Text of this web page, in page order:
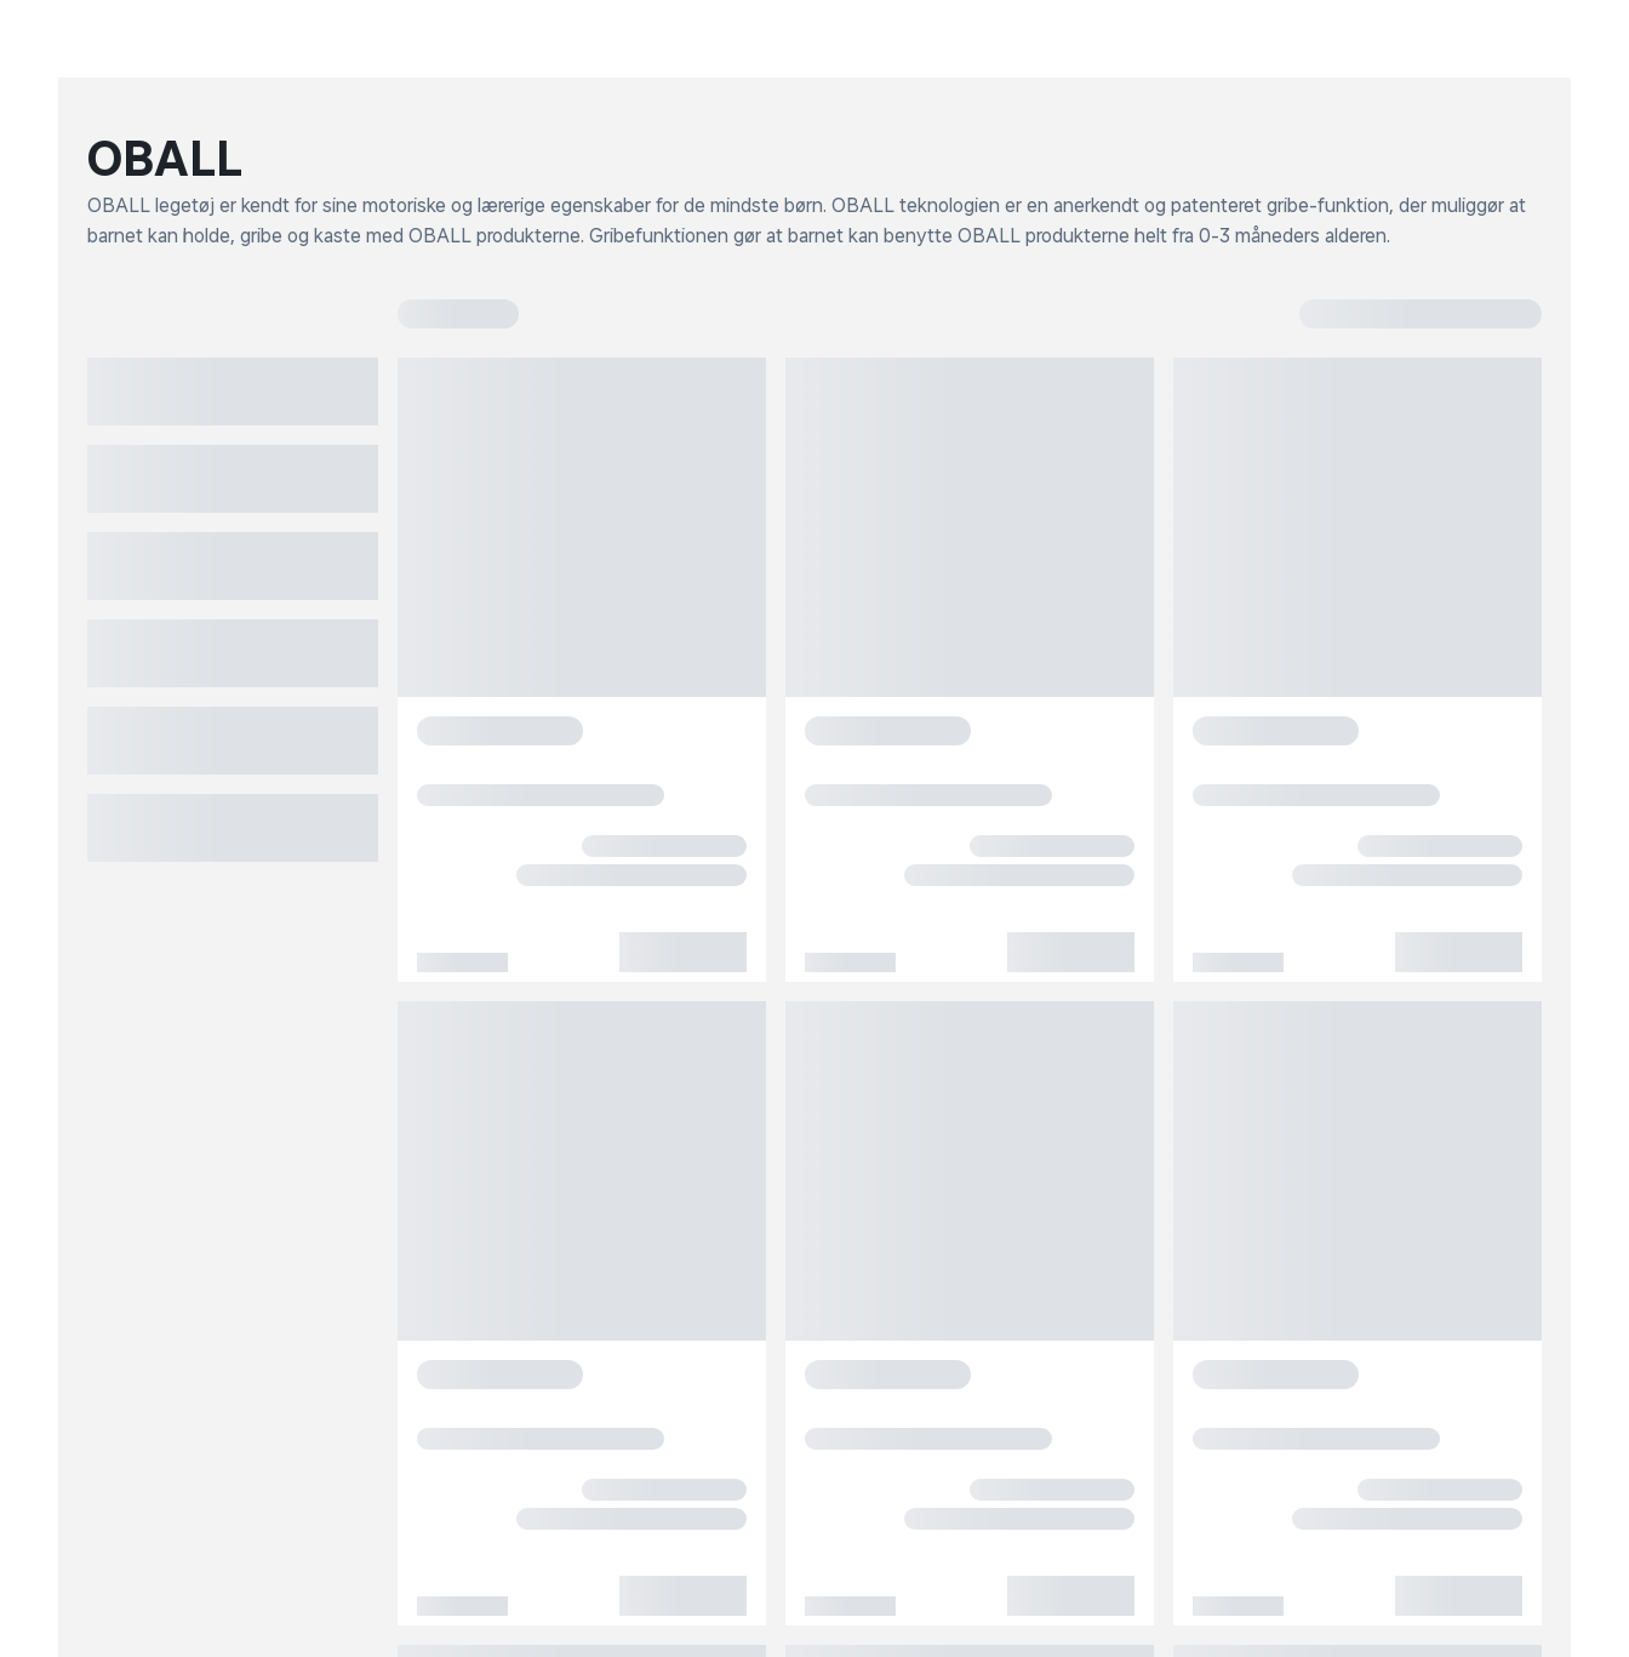
OBALL
OBALL legetøj er kendt for sine motoriske og lærerige egenskaber for de mindste børn. OBALL teknologien er en anerkendt og patenteret gribe-funktion, der muliggør at
barnet kan holde, gribe og kaste med OBALL produkterne. Gribefunktionen gør at barnet kan benytte OBALL produkterne helt fra 0-3 måneders alderen.